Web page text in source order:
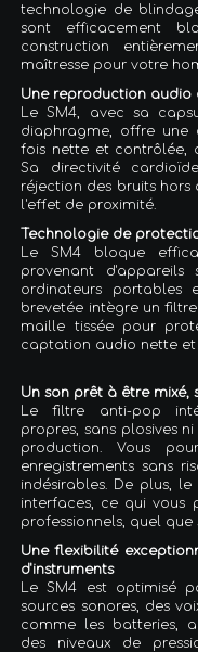
technologie de
sont efficacement
construction
maîtresse pour votre
Une reproduction audio
Le SM4, avec sa
diaphragme, offre une
fois nette et contrôlée,
Sa directivité
réjection des bruits hors
l'effet de proximité.
Technologie de
Le SM4 bloque
provenant
ordinateurs portables
brevetée intègre un
maille tissée pour
captation audio nette et
Un son prêt à être mixé,
Le filtre anti-pop
propres, sans plosives
production. Vous
enregistrements sans
indésirables. De plus,
interfaces, ce qui vous
professionnels, quel
Une flexibilité
d'instruments
Le SM4 est optimisé
sources sonores, des
comme les batteries,
des niveaux de